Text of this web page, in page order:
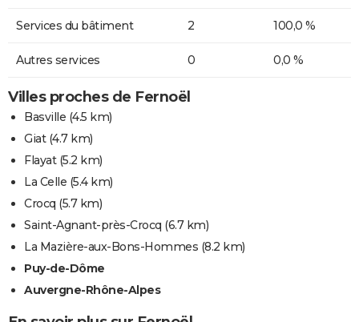
Services du bâtiment 2 100,0 %
Autres services 0 0,0 %
Villes proches de Fernoël
Basville (4.5 km)
Giat(4.7 km)
Flayat(5.2 km)
La Celle (5.4 km)
Crocq (5.7 km)
Saint-Agnant-près-Crocq (6.7 km)
La Mazière-aux-Bons-Hommes (8.2 km)
Puy-de-Dôme
Auvergne-Rhône-Alpes